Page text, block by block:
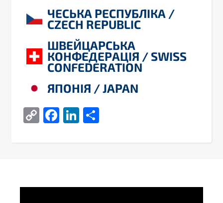
ЧЕСЬКА РЕСПУБЛІКА /
CZECH REPUBLIC
ШВЕЙЦАРСЬКА
КОНФЕДЕРАЦІЯ / SWISS
CONFEDERATION
ЯПОНІЯ / JAPAN
CopyFacebook
LinkedIn